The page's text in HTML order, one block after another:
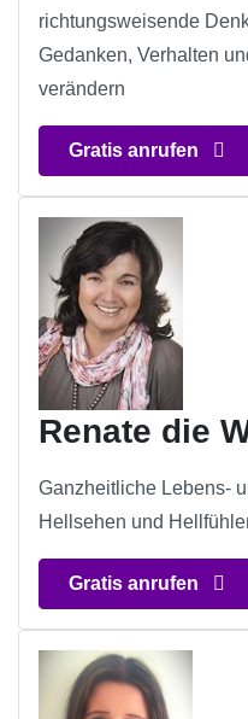
richtungsweisende
Gedanken, Verhalten
verändern
Gratis anrufen
Renate die
Ganzheitliche Lebens-
Hellsehen und
Gratis anrufen